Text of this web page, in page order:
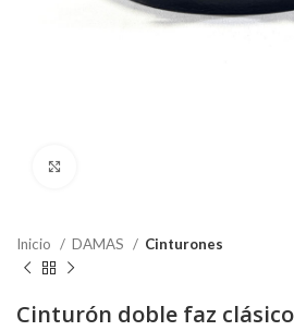
Inicio DAMAS Cinturones
Cinturón doble faz